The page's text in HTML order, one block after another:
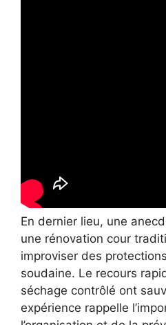
En dernier lieu, une
une rénovation cour
improviser des
soudaine. Le recours
séchage contrôlé ont
expérience rappelle